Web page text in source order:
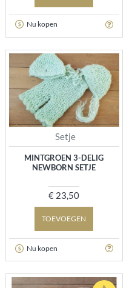
Nu kopen
Setje
MINTGROEN 3-DELIG
NEWBORN SETJE
€ 23,50
TOEVOEGEN
Nu kopen